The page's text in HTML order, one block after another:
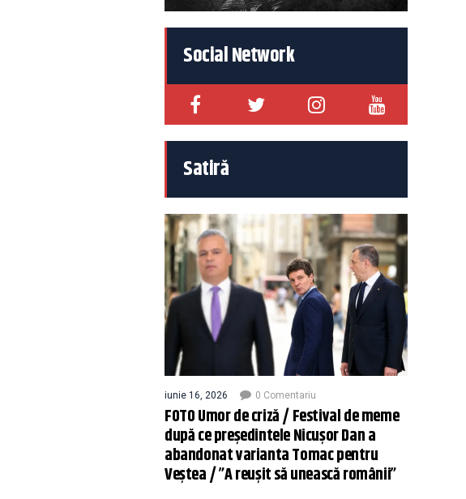
Social Network
Satiră
iunie 16, 2026 0 Comentariu
FOTO Umor de criză / Festival de meme
după ce președintele Nicușor Dan a
abandonat varianta Tomac pentru
Veștea / ”A reușit să unească românii”